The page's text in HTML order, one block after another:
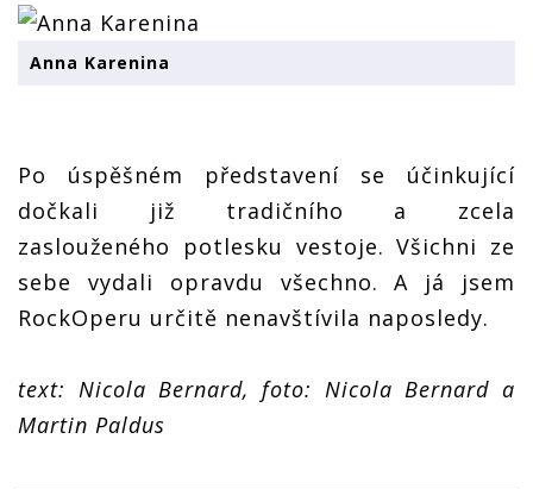
Anna Karenina
Po úspěšném představení se účinkující
dočkali již tradičního a zcela
zaslouženého potlesku vestoje. Všichni ze
sebe vydali opravdu všechno. A já jsem
RockOperu určitě nenavštívila naposledy.
text: Nicola Bernard, foto: Nicola Bernard a
Martin Paldus